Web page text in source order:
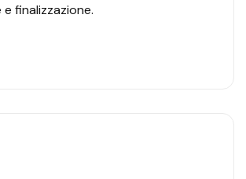
finalizzazione.